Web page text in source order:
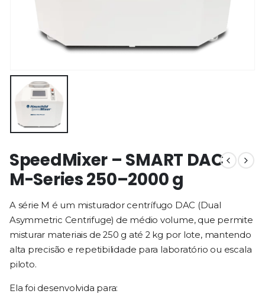
SpeedMixer – SMART DAC
M-Series 250–2000 g
A série M é um misturador centrífugo DAC (Dual
Asymmetric Centrifuge) de médio volume, que permite
misturar materiais de 250 g até 2 kg por lote, mantendo
alta precisão e repetibilidade para laboratório ou escala
piloto.
Ela foi desenvolvida para: